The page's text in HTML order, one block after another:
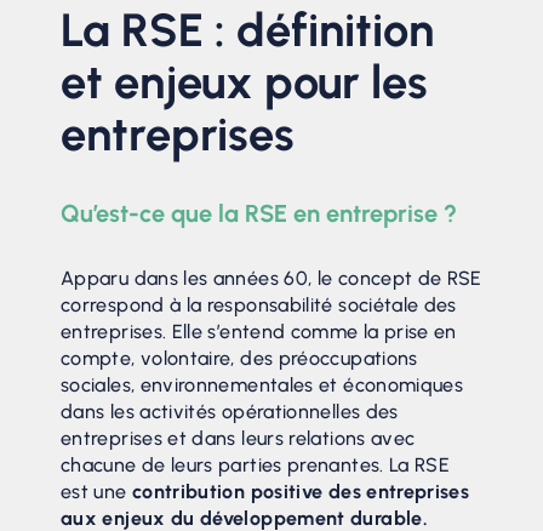
La RSE : définition
et enjeux pour les
entreprises
Qu’est-ce que la RSE en entreprise ?
Apparu dans les années 60, le concept de RSE
correspond à la responsabilité sociétale des
entreprises. Elle s’entend comme la prise en
compte, volontaire, des préoccupations
sociales, environnementales et économiques
dans les activités opérationnelles des
entreprises et dans leurs relations avec
chacune de leurs parties prenantes. La RSE
est une contribution positive des entreprises
aux enjeux du développement durable.